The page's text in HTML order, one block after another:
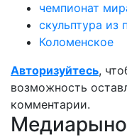
чемпионат
скульптура из
Коломенское
Авторизуйтесь,
возможность
комментарии.